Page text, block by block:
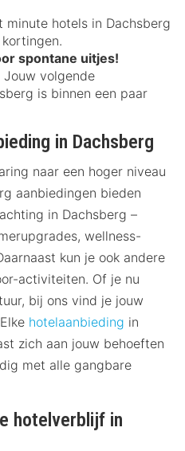
minute hotels in Dachsberg
spontane uitjes!
Jouw volgende
is binnen een paar
in Dachsberg
naar een hoger niveau
aanbiedingen bieden
in Dachsberg –
wellness-
kun je ook andere
activiteiten. Of je nu
bij ons vind je jouw
hotelaanbieding in
zich aan jouw behoeften
met alle gangbare
hotelverblijf in